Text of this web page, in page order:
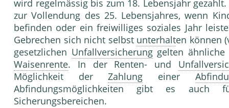
wird regelmässig bis zum 18. Lebensjahr
zur Vollendung des 25. Lebensjahres, wenn
befinden oder ein freiwilliges soziales Jahr
Gebrechen sich nicht selbst unterhalten können
gesetzlichen Unfallversicherunggelten
Waisenrente. In der Renten- und
Möglichkeit derZahlung einer
Abfindungsmöglichkeiten gibt es